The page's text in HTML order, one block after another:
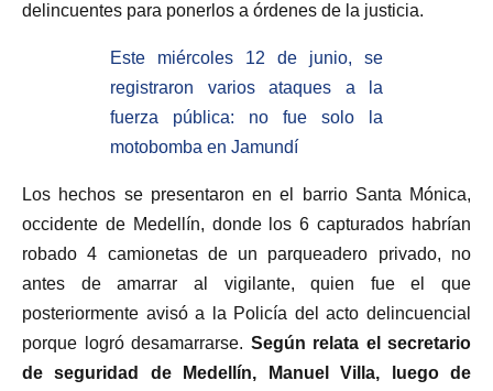
delincuentes para ponerlos a órdenes de la justicia.
Este miércoles 12 de junio, se
registraron varios ataques a la
fuerza pública: no fue solo la
motobomba en Jamundí
Los hechos se presentaron en el barrio Santa Mónica,
occidente de Medellín, donde los 6 capturados habrían
robado 4 camionetas de un parqueadero privado, no
antes de amarrar al vigilante, quien fue el que
posteriormente avisó a la Policía del acto delincuencial
porque logró desamarrarse. Según relata el secretario
de seguridad de Medellín, Manuel Villa, luego de